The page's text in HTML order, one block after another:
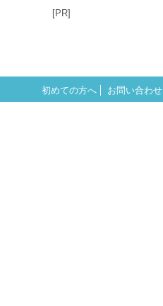
[PR]
初めての方へ お問い合わせ